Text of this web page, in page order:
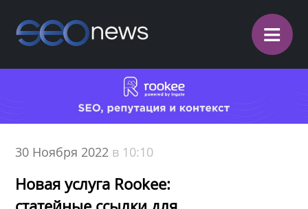
≡
30 Ноября 2022 в 10:10
Новая услуга Rookee: